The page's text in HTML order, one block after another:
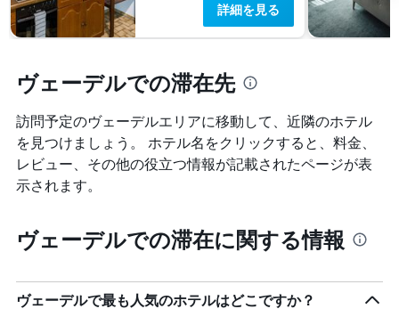
客
室
の
均
料
を
表
し
て
い
す
詳細を見る
ヴェーデルでの滞在先
訪問予定のヴェーデルエリアに移動して、近隣のホテル
を見つけましょう。 ホテル名をクリックすると、料金、
レビュー、その他の役立つ情報が記載されたページが表
示されます。
ヴェーデルでの滞在に関する情報
ヴェーデルで最も人気のホテルはどこですか？